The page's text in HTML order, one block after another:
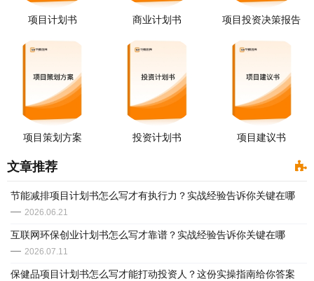
项目计划书 商业计划书 项目投资决策报告
项目策划方案 投资计划书 项目建议书
文章推荐
​节能减排项目计划书怎么写才有执行力？实战经验告诉你关键在哪
2026.06.21
互联网环保创业计划书怎么写才靠谱？实战经验告诉你关键在哪
2026.07.11
保健品项目计划书怎么写才能打动投资人？这份实操指南给你答案